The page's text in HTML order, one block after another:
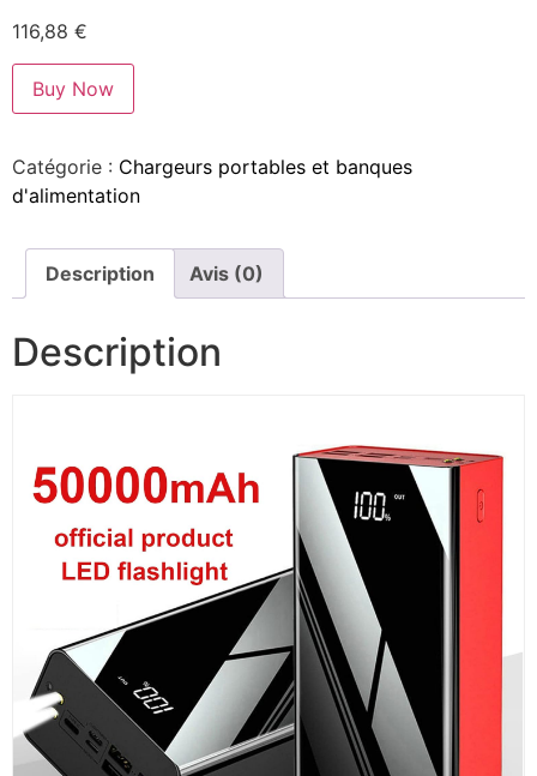
116,88 €
Buy Now
Catégorie : Chargeurs portables et banques
d'alimentation
Description Avis (0)
Description